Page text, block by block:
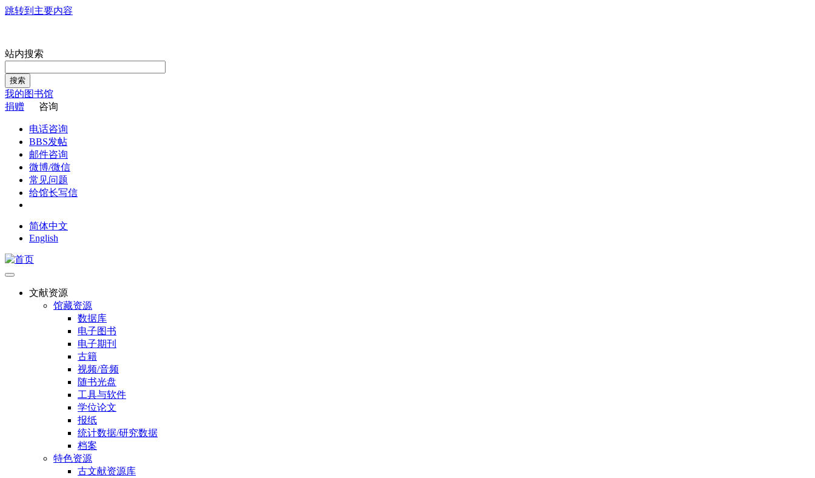
跳转到主要内容
站内搜索
搜索
我的图书馆
捐赠
咨询
电话咨询
BBS发帖
邮件咨询
微博/微信
常见问题
给馆长写信
简体中文
English
文献资源
馆藏资源
数据库
电子图书
电子期刊
古籍
视频/音频
随书光盘
工具与软件
学位论文
报纸
统计数据/研究数据
档案
特色资源
古文献资源库